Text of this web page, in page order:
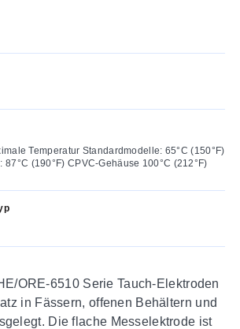
87°C (190°F) CPVC-Gehäuse 100°C (212°F)
ORE-6510 Serie Tauch-Elektroden
in Fässern, offenen Behältern und
Die flache Messelektrode ist